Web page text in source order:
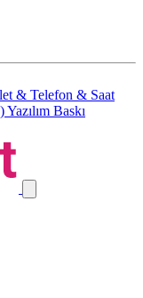
& Telefon & Saat
Yazılım Baskı